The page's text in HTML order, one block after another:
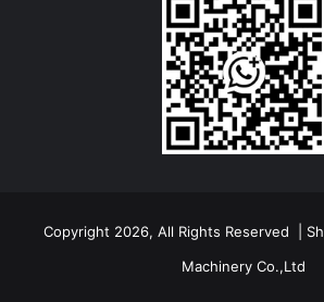
© Copyright 2026, All Rights Reserved |
Machinery Co.,Ltd